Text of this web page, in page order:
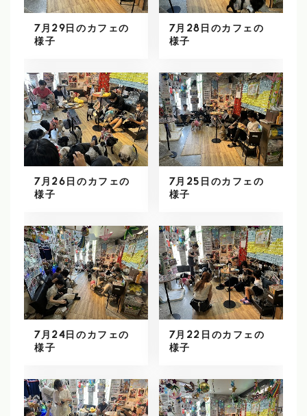
7月29日のカフェの
様子
7月28日のカフェの
様子
7月26日のカフェの
様子
7月25日のカフェの
様子
7月24日のカフェの
様子
7月22日のカフェの
様子